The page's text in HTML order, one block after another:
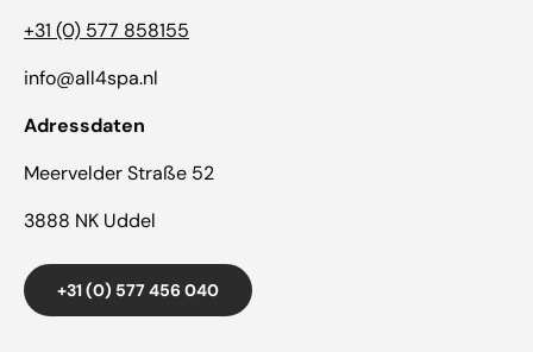
+31 (0) 577 858155
info@all4spa.nl
Adressdaten
Meervelder Straße 52
3888 NK Uddel
+31 (0) 577 456 040